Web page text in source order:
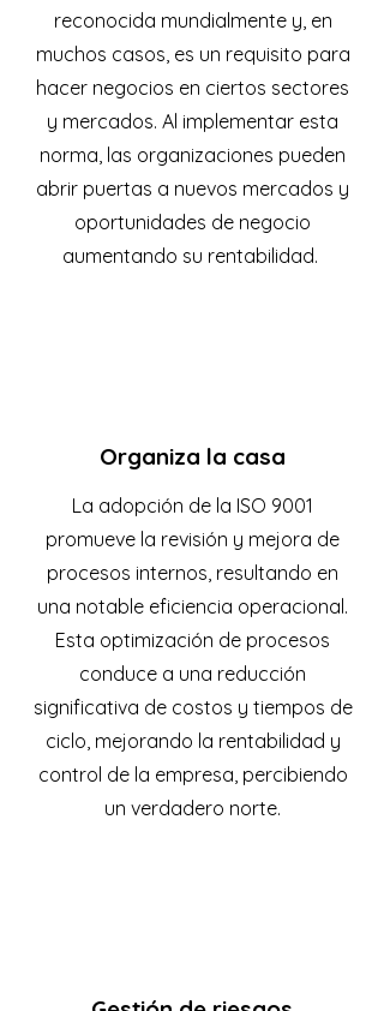
reconocida mundialmente y, en
muchos casos, es un requisito para
hacer negocios en ciertos sectores
y mercados. Al implementar esta
norma, las organizaciones pueden
abrir puertas a nuevos mercados y
oportunidades de negocio
aumentando su rentabilidad.
Organiza la casa
La adopción de la ISO 9001
promueve la revisión y mejora de
procesos internos, resultando en
una notable eficiencia operacional.
Esta optimización de procesos
conduce a una reducción
significativa de costos y tiempos de
ciclo, mejorando la rentabilidad y
control de la empresa, percibiendo
un verdadero norte.